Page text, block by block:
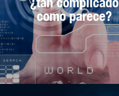
como parece?